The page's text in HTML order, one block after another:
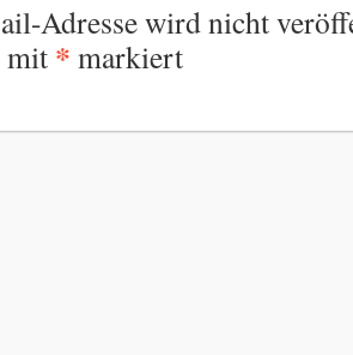
Adresse wird nicht
mit * markiert